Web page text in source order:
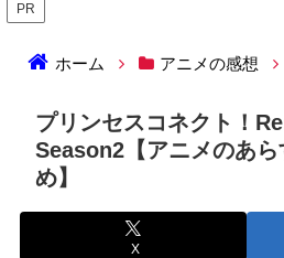
PR
ホーム アニメの感想
プリンセスコネクト！
Season2【アニメのあら
め】
X